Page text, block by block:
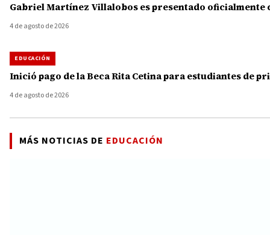
Gabriel Martínez Villalobos es presentado
4 de agosto de 2026
EDUCACIÓN
Inició pago de la Beca Rita Cetina para estudiantes de
4 de agosto de 2026
MÁS NOTICIAS DE EDUCACIÓN